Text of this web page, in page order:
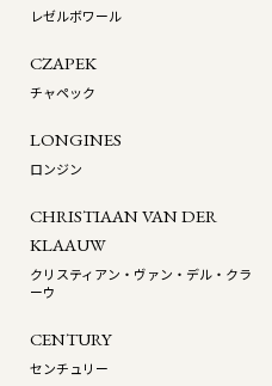
レゼルボワール
CZAPEK
チャペック
LONGINES
ロンジン
CHRISTIAAN VAN DER
KLAAUW
クリスティアン・ヴァン・デル・クラ
ーウ
CENTURY
センチュリー